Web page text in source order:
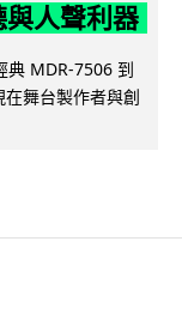
人聲利器
典 MDR-7506 到
舞台製作者與創